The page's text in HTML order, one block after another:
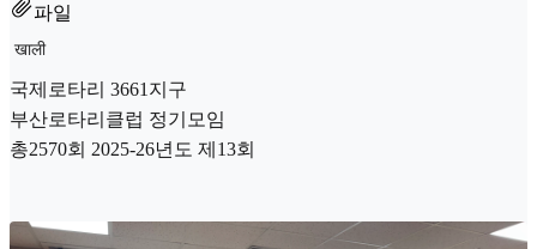
파일
खाली
국제로타리 3661지구
부산로타리클럽 정기모임
총2570회 2025-26년도 제13회